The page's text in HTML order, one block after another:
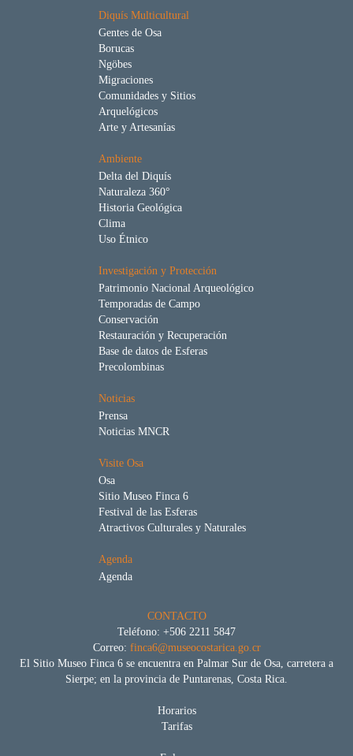
Diquís Multicultural
Gentes de Osa
Borucas
Ngöbes
Migraciones
Comunidades y Sitios
Arquelógicos
Arte y Artesanías
Ambiente
Delta del Diquís
Naturaleza 360°
Historia Geológica
Clima
Uso Étnico
Investigación y Protección
Patrimonio Nacional Arqueológico
Temporadas de Campo
Conservación
Restauración y Recuperación
Base de datos de Esferas
Precolombinas
Noticias
Prensa
Noticias MNCR
Visite Osa
Osa
Sitio Museo Finca 6
Festival de las Esferas
Atractivos Culturales y Naturales
Agenda
Agenda
CONTACTO
Teléfono: +506 2211 5847
Correo: finca6@museocostarica.go.cr
El Sitio Museo Finca 6 se encuentra en Palmar Sur de Osa, carretera a
Sierpe; en la provincia de Puntarenas, Costa Rica.
Horarios
Tarifas